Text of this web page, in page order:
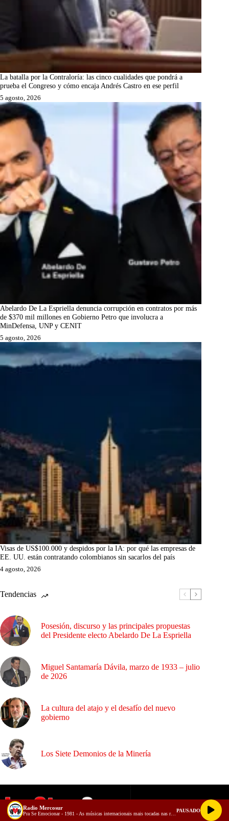
La batalla por la Contraloría: las cinco cualidades que pondrá a
prueba el Congreso y cómo encaja Andrés Castro en ese perfil
5 agosto, 2026
Abelardo De La Espriella denuncia corrupción en contratos por más
de $370 mil millones en Gobierno Petro que involucra a
MinDefensa, UNP y CENIT
5 agosto, 2026
Visas de US$100.000 y despidos por la IA: por qué las empresas de
EE. UU. están contratando colombianos sin sacarlos del país
4 agosto, 2026
Tendencias
Posesión, discurso y las principales propuestas
del Presidente electo Abelardo De La Espriella
Miguel Santamaría Dávila, marzo de 1933 – julio
de 2026
La cultura del atajo y el desafío del nuevo
gobierno
Los Siete Demonios de la Minería
Radio Mercosur
Pra Se Emocionar - 1981 - As músicas internacionais mais tocadas nas rádios do Brasil
PAUSADO